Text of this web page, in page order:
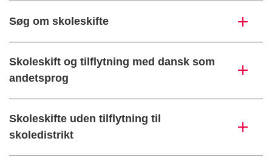
Søg om skoleskifte
Skoleskift og tilflytning med dansk som
andetsprog
Skoleskifte uden tilflytning til
skoledistrikt